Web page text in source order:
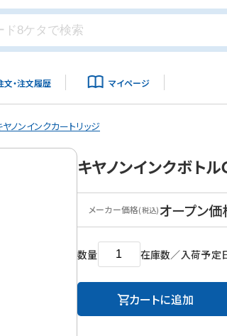
・注文履歴 マイページ
ヤノンインクカートリッジ
キヤノンインクボトル
メーカー価格(税込)オープン価
数量 在庫数／入荷予定
カートに追加